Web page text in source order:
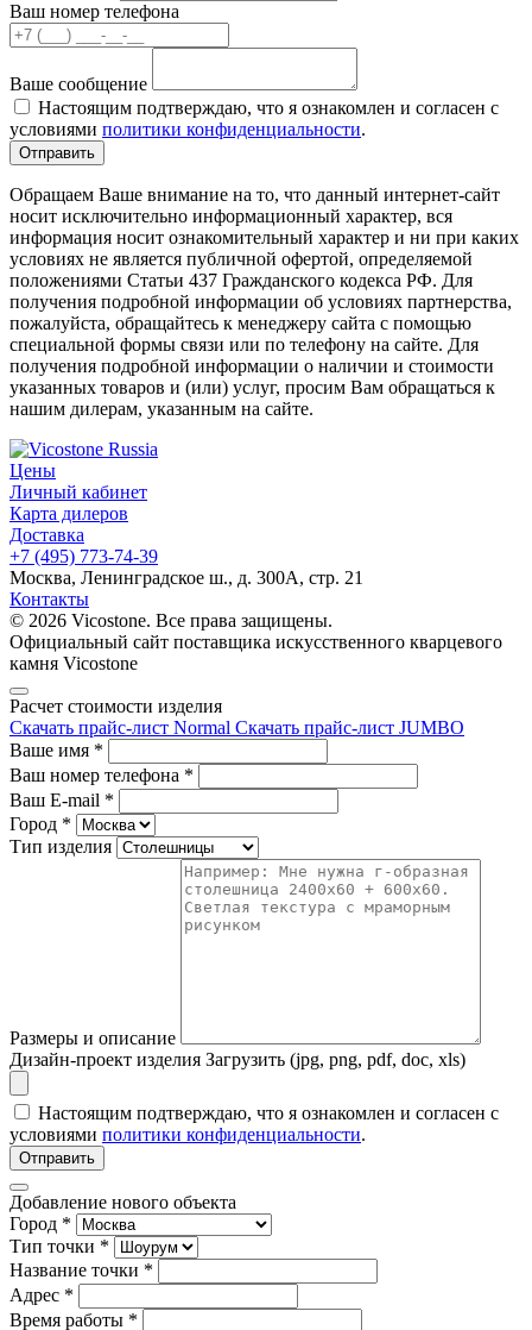
Ваш номер телефона
Ваше сообщение
Настоящим подтверждаю, что я ознакомлен и согласен с
условиями политики конфиденциальности.
Обращаем Ваше внимание на то, что данный интернет-сайт
носит исключительно информационный характер, вся
информация носит ознакомительный характер и ни при каких
условиях не является публичной офертой, определяемой
положениями Статьи 437 Гражданского кодекса РФ. Для
получения подробной информации об условиях партнерства,
пожалуйста, обращайтесь к менеджеру сайта с помощью
специальной формы связи или по телефону на сайте. Для
получения подробной информации о наличии и стоимости
указанных товаров и (или) услуг, просим Вам обращаться к
нашим дилерам, указанным на сайте.
Цены
Личный кабинет
Карта дилеров
Доставка
+7 (495) 773-74-39
Москва, Ленинградское ш., д. 300А, стр. 21
Контакты
© 2026 Vicostone. Все права защищены.
Официальный сайт поставщика искусственного кварцевого
камня Vicostone
Расчет стоимости изделия
Скачать прайс-лист Normal Скачать прайс-лист JUMBO
Ваше имя *
Ваш номер телефона *
Ваш E-mail *
Город *
Тип изделия
Размеры и описание
Дизайн-проект изделия Загрузить (jpg, png, pdf, doc, xls)
Настоящим подтверждаю, что я ознакомлен и согласен с
условиями политики конфиденциальности.
Отправить
Добавление нового объекта
Город *
Тип точки *
Название точки *
Адрес *
Время работы *